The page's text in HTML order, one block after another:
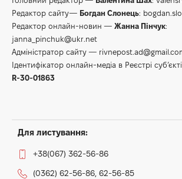
Редактор сайту— Богдан Слонець:
Редактор онлайн-новин — Жанна Пінчук:
janna_pinchuk@ukr.net
Адміністратор сайту —
Ідентифікатор онлайн-медіа в Реєстрі
R-30-01863
Для листування:
+38(067) 362-56-86
(0362) 62-56-86, 62-56-85